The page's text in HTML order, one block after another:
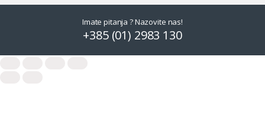
Imate pitanja ? Nazovite nas!
+385 (01) 2983 130